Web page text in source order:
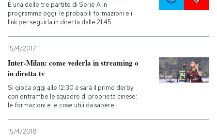
È una delle tre partite di Serie A in
programma oggi: le probabili formazioni e i
link per seguirla in diretta dalle 21.45
15/4/2017
Inter-Milan: come vederla in streaming o
in diretta tv
Si gioca oggi alle 12:30 e sarà il primo derby
con entrambe le squadre di proprietà cinese:
le formazioni e le cose utili da sapere
15/4/2018